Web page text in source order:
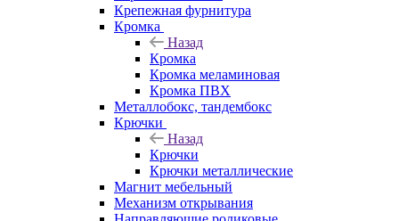
Крепежная фурнитура
Кромка
Назад
Кромка
Кромка меламиновая
Кромка ПВХ
Металлобокс, тандембокс
Крючки
Назад
Крючки
Крючки металлические
Магнит мебельный
Механизм открывания